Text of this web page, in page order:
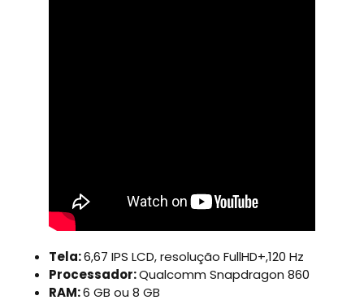
Tela:6,67 IPS LCD, resolução FullHD+,120 Hz
Processador:Qualcomm Snapdragon 860
RAM:6 GB ou 8 GB